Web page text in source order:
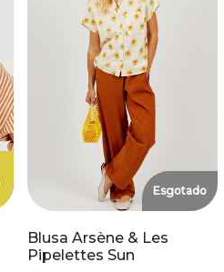
Esgotado
Blusa Arsène & Les
Pipelettes Sun